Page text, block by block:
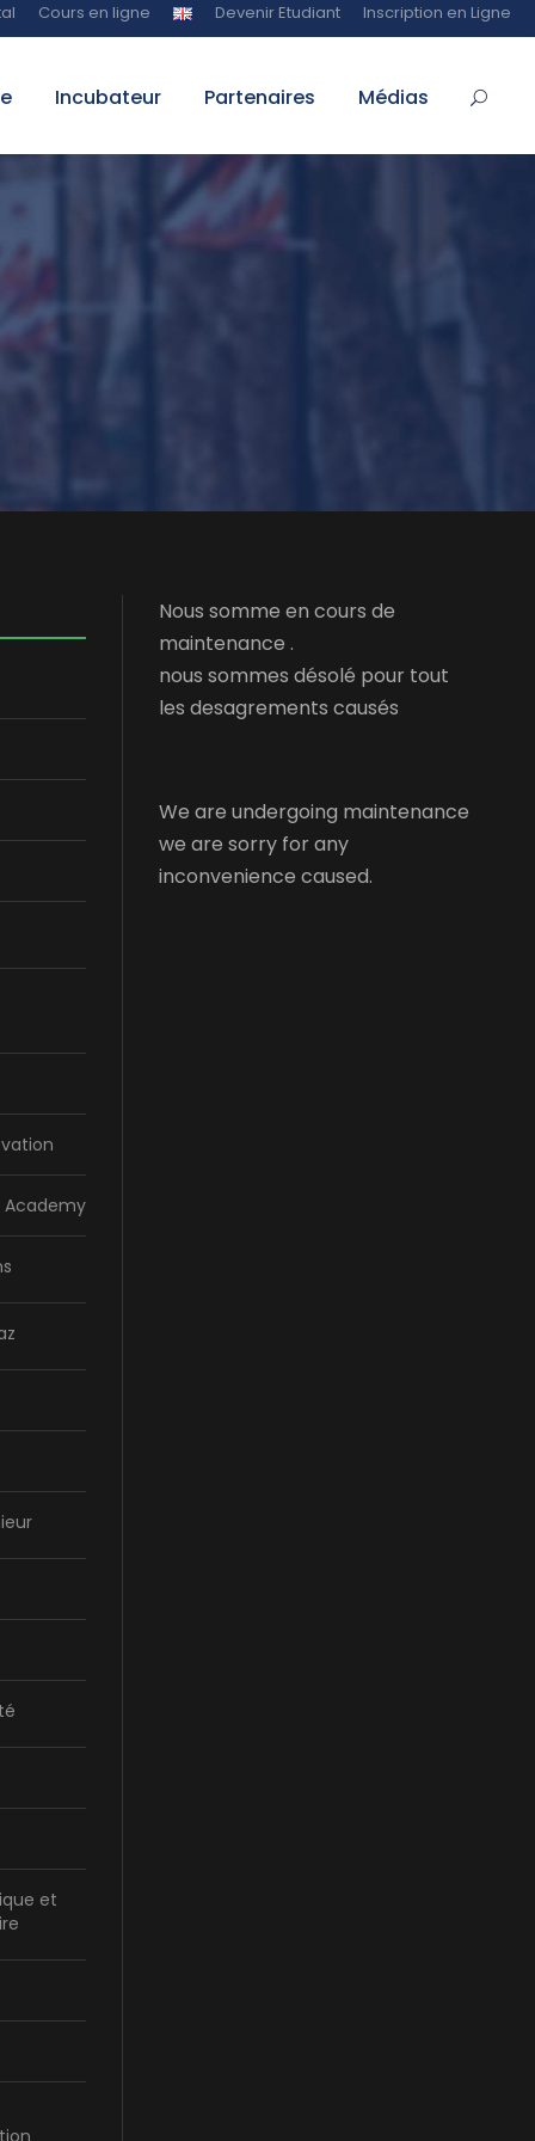
Cours en ligne Devenir Etudiant Inscription en Ligne
Incubateur Partenaires Médias
Academy
et
Nous somme en cours de
maintenance .
nous sommes désolé pour tout
les desagrements causés
We are undergoing maintenance
we are sorry for any
inconvenience caused.